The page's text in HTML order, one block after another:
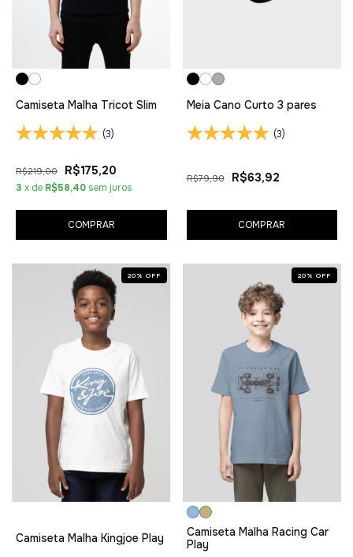
Camiseta Malha Tricot Slim
(3)
R$219,00 R$175,20
3 x de R$58,40 sem juros
COMPRAR
Meia Cano Curto 3 pares
(3)
R$79,90 R$63,92
COMPRAR
20 % OFF
Camiseta Malha Kingjoe Play
20 % OFF
Camiseta Malha Racing Car
Play